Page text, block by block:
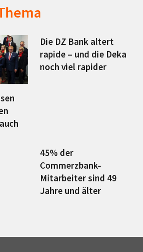
Die DZ Bank altert
rapide – und die Deka
noch viel rapider
45% der
Commerzbank-
Mitarbeiter sind 49
Jahre und älter